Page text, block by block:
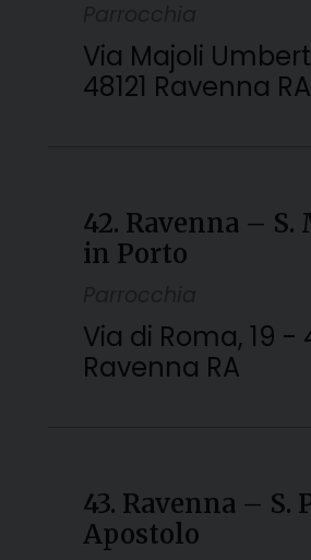
Via Majoli
48121 Ravenna RA
42. Ravenna – S.
in Porto
Via di Roma, 19 -
Ravenna RA
43. Ravenna – S.
Apostolo